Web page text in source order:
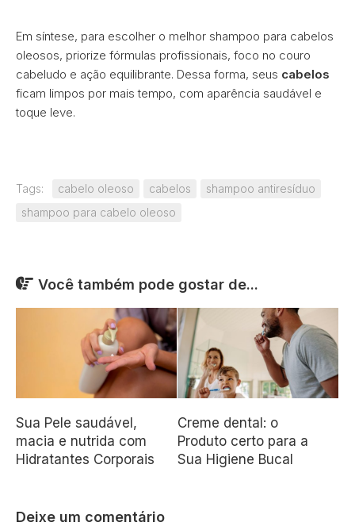
Em síntese, para escolher o melhor shampoo para cabelos
oleosos, priorize fórmulas profissionais, foco no couro
cabeludo e ação equilibrante. Dessa forma, seus cabelos
ficam limpos por mais tempo, com aparência saudável e
toque leve.
Tags: cabelo oleoso cabelos
shampoo antiresíduo
shampoo para cabelo oleoso
Você também pode gostar de...
Sua Pele saudável,
macia e nutrida com
Hidratantes Corporais
Creme dental: o
Produto certo para a
Sua Higiene Bucal
Deixe um comentário